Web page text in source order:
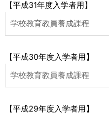
【平成31年度入学者用】
学校教育教員養成課程
【平成30年度入学者用】
学校教育教員養成課程
【平成29年度入学者用】